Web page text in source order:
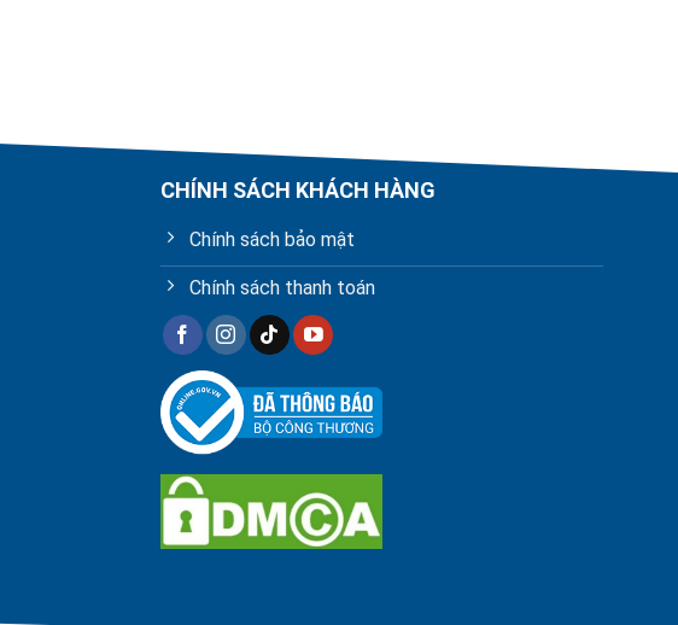
CHÍNH SÁCH KHÁCH HÀNG
Chính sách bảo mật
Chính sách thanh toán